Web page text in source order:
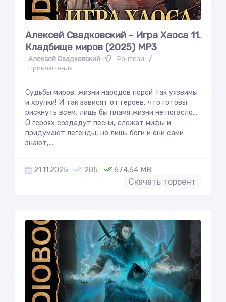
Алексей Свадковский - Игра Хаоса 11.
Кладбище миров (2025) MP3
Алексей Свадковский Фэнтези
/
Приключения
Судьбы миров, жизни народов порой так уязвимы
и хрупки! И так зависят от героев, что готовы
рискнуть всем, лишь бы пламя жизни не погасло…
О героях создадут песни, сложат мифы и
придумают легенды, но лишь боги и они сами
знают,...
21.11.2025 205 674.64 MB
Скачать торрент